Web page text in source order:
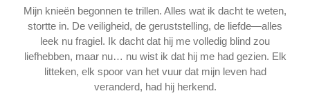
Mijn knieën begonnen te trillen. Alles wat ik dacht te weten,
stortte in. De veiligheid, de geruststelling, de liefde—alles
leek nu fragiel. Ik dacht dat hij me volledig blind zou
liefhebben, maar nu… nu wist ik dat hij me had gezien. Elk
litteken, elk spoor van het vuur dat mijn leven had
veranderd, had hij herkend.